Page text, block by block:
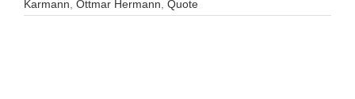
Karmann, Ottmar Hermann, Quote